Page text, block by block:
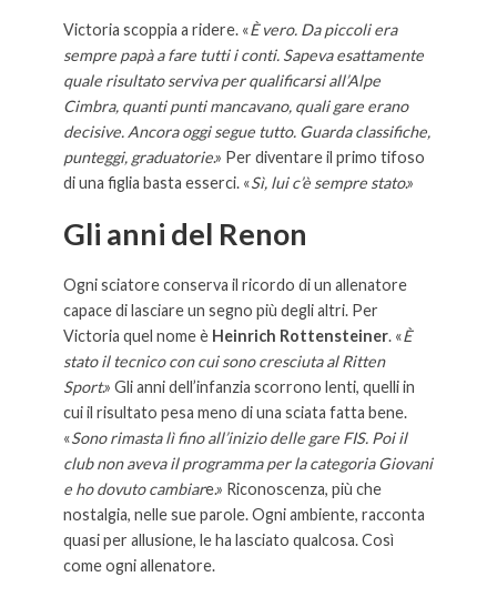
Victoria scoppia a ridere. «È vero. Da piccoli era
sempre papà a fare tutti i conti. Sapeva esattamente
quale risultato serviva per qualificarsi all’Alpe
Cimbra, quanti punti mancavano, quali gare erano
decisive. Ancora oggi segue tutto. Guarda classifiche,
punteggi, graduatorie.» Per diventare il primo tifoso
di una figlia basta esserci. «Sì, lui c’è sempre stato.»
Gli anni del Renon
Ogni sciatore conserva il ricordo di un allenatore
capace di lasciare un segno più degli altri. Per
Victoria quel nome è Heinrich Rottensteiner. «È
stato il tecnico con cui sono cresciuta al Ritten
Sport.» Gli anni dell’infanzia scorrono lenti, quelli in
cui il risultato pesa meno di una sciata fatta bene.
«Sono rimasta lì fino all’inizio delle gare FIS. Poi il
club non aveva il programma per la categoria Giovani
e ho dovuto cambiare.» Riconoscenza, più che
nostalgia, nelle sue parole. Ogni ambiente, racconta
quasi per allusione, le ha lasciato qualcosa. Così
come ogni allenatore.